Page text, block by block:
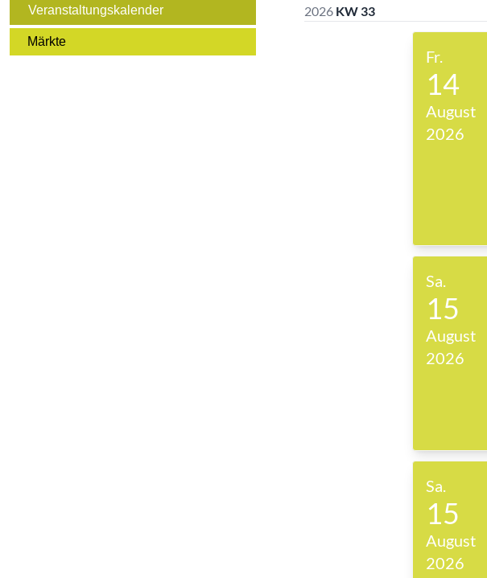
Veranstaltungskalender
Märkte